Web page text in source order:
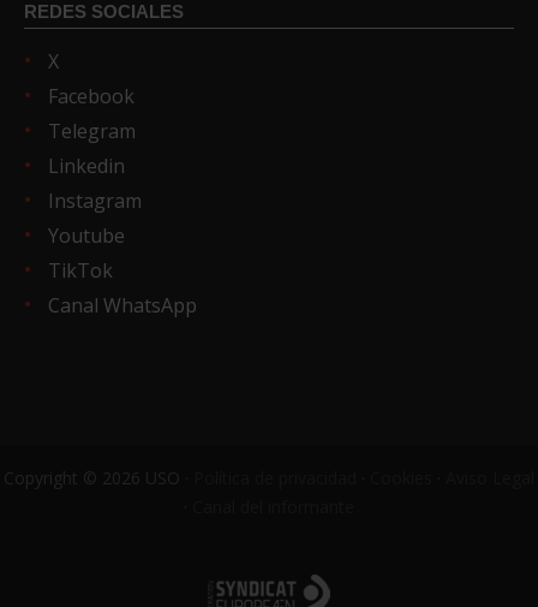
REDES SOCIALES
X
Facebook
Telegram
Linkedin
Instagram
Youtube
TikTok
Canal WhatsApp
Copyright © 2026 USO ·